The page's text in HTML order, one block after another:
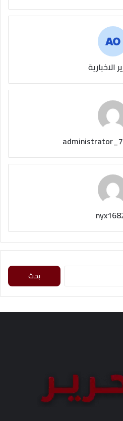
الاخبارية
ث